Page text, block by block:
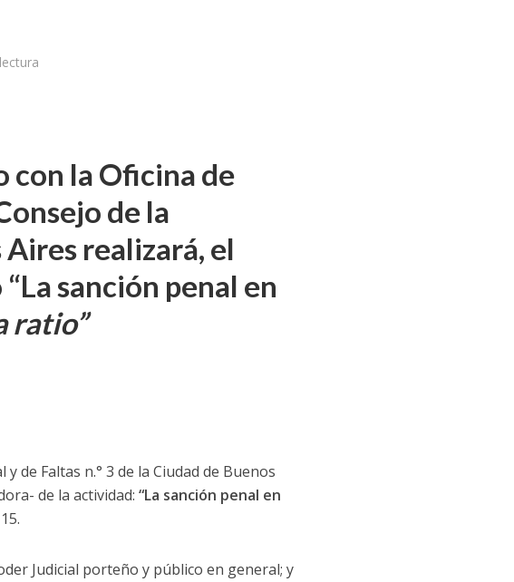
con la Oficina de
de la
realizará, el
sanción penal en
ratio”
de Faltas n.° 3 de la Ciudad de Buenos
de la actividad: “La sanción penal en
Judicial porteño y público en general; y